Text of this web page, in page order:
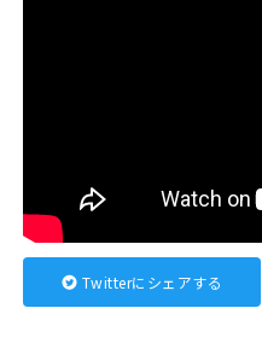
Twitterにシェアする